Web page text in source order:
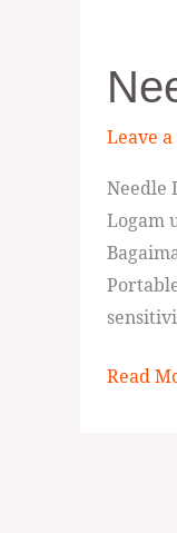
Leave
Needle
Logam
Read